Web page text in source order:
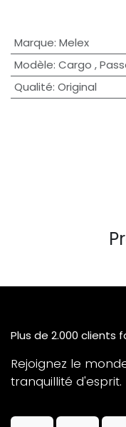
Marque: Melex
Modèle: Cargo ,
Qualité: Original
Plus de 2.000 clients
Rejoignez le
tranquillité d'esprit.